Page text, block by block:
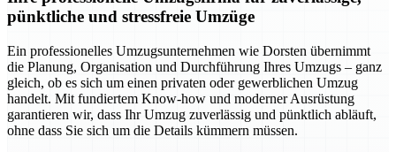
pünktliche und stressfreie Umzüge
Ein professionelles Umzugsunternehmen wie Dorsten übernimmt
die Planung, Organisation und Durchführung Ihres Umzugs – ganz
gleich, ob es sich um einen privaten oder gewerblichen Umzug
handelt. Mit fundiertem Know-how und moderner Ausrüstung
garantieren wir, dass Ihr Umzug zuverlässig und pünktlich abläuft,
ohne dass Sie sich um die Details kümmern müssen.